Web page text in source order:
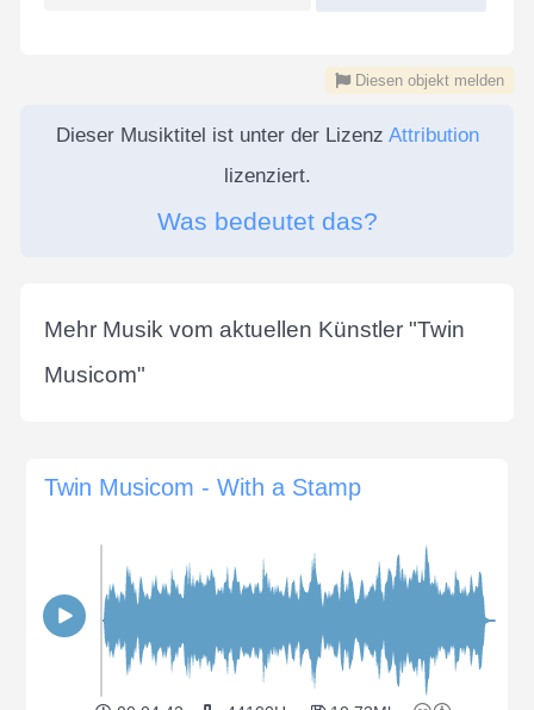
Diesen objekt melden
Dieser Musiktitel ist unter der Lizenz Attribution
lizenziert.
Was bedeutet das?
Mehr Musik vom aktuellen Künstler "Twin
Musicom"
Twin Musicom - With a Stamp